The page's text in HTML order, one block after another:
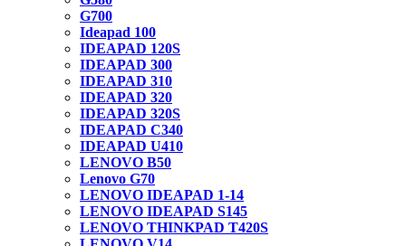
G700
Ideapad 100
IDEAPAD 120S
IDEAPAD 300
IDEAPAD 310
IDEAPAD 320
IDEAPAD 320S
IDEAPAD C340
IDEAPAD U410
LENOVO B50
Lenovo G70
LENOVO IDEAPAD 1-14
LENOVO IDEAPAD S145
LENOVO THINKPAD T420S